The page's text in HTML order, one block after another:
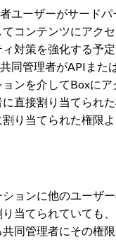
ユーザーがサード
コンテンツにアク
対策を強化する予
同管理者がAPIまた
ンを介してBoxに
直接割り当てられ
り当てられた権限
ョンに他のユーザ
当てられていても
同管理者にその権限